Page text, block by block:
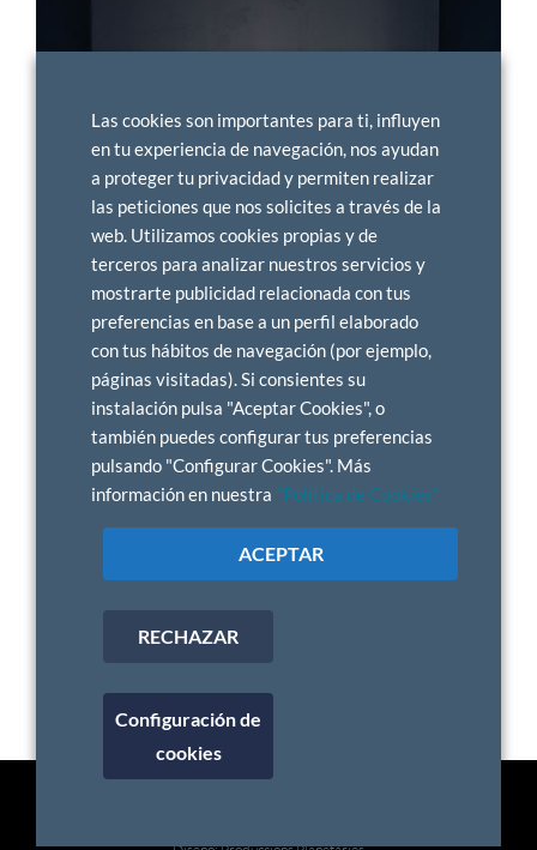
VOLVER
Las cookies son importantes para ti, influyen
en tu experiencia de navegación, nos ayudan
a proteger tu privacidad y permiten realizar
las peticiones que nos solicites a través de la
web. Utilizamos cookies propias y de
terceros para analizar nuestros servicios y
mostrarte publicidad relacionada con tus
preferencias en base a un perfil elaborado
con tus hábitos de navegación (por ejemplo,
páginas visitadas). Si consientes su
instalación pulsa "Aceptar Cookies", o
también puedes configurar tus preferencias
pulsando "Configurar Cookies". Más
información en nuestra "Política de Cookies"
ACEPTAR
RECHAZAR
Configuración de
cookies